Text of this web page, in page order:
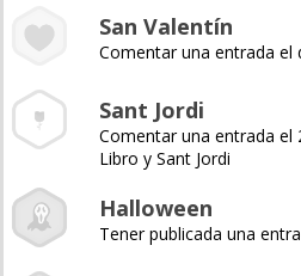
San Valentín
Comentar una entrada el
Sant Jordi
Comentar una entrada el
Libro y Sant Jordi
Halloween
Tener publicada una